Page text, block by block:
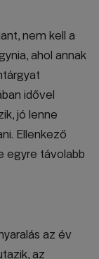
nem kell a
ahol annak
idővel
jó lenne
Ellenkező
egyre távolabb
az év
az